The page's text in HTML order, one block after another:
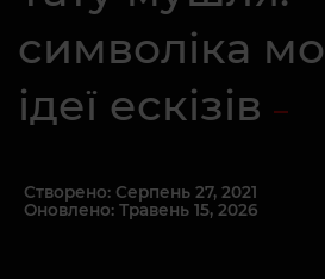
символіка
ідеї ескізів
Створено: Серпень 27, 2021
Оновлено: Травень 15, 2026